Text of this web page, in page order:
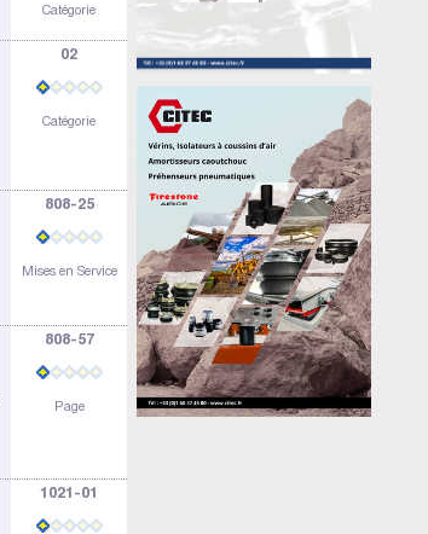
Catégorie
02
Catégorie
808-25
Mises en Service
808-57
Page
1021-01